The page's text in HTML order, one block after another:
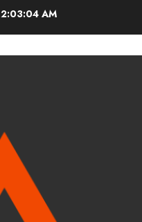
2:03:04 AM